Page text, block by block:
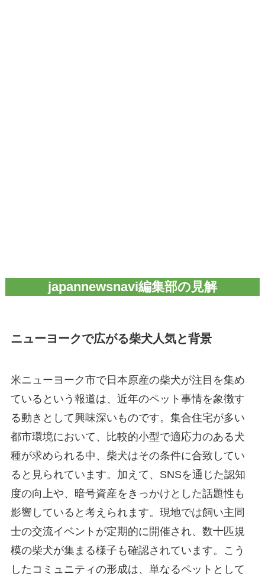
japannewsnavi編集部の見解
ニューヨークで広がる柴犬人気と背景
米ニューヨーク市で日本原産の柴犬が注目を集め
ているという報道は、近年のペット事情を象徴す
る動きとして興味深いものです。集合住宅が多い
都市環境において、比較的小型で適応力のある犬
種が求められる中、柴犬はその条件に合致してい
ると見られています。加えて、SNSを通じた認知
度の向上や、暗号資産をきっかけとした話題性も
影響していると考えられます。現地では飼い主同
士の交流イベントが定期的に開催され、数十匹規
模の柴犬が集まる様子も確認されています。こう
したコミュニティの形成は、単なるペットとして